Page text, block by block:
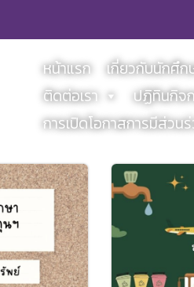
หน้าแรก เกี่ยวกับนักศึก
ติดต่อเรา
ปฏิทินกิจ
การเปิดโอกาสการมีส่วน